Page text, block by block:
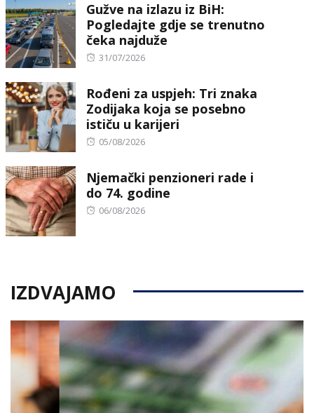
Gužve na izlazu iz BiH:
Pogledajte gdje se trenutno
čeka najduže
Posted
31/07/2026
Rođeni za uspjeh: Tri znaka
Zodijaka koja se posebno
ističu u karijeri
Posted
05/08/2026
Njemački penzioneri rade i
do 74. godine
Posted
06/08/2026
IZDVAJAMO